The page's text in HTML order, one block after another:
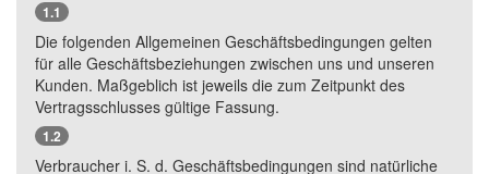
1.1
Die folgenden Allgemeinen Geschäftsbedingungen gelten
für alle Geschäftsbeziehungen zwischen uns und unseren
Kunden. Maßgeblich ist jeweils die zum Zeitpunkt des
Vertragsschlusses gültige Fassung.
1.2
Verbraucher i. S. d. Geschäftsbedingungen sind natürliche